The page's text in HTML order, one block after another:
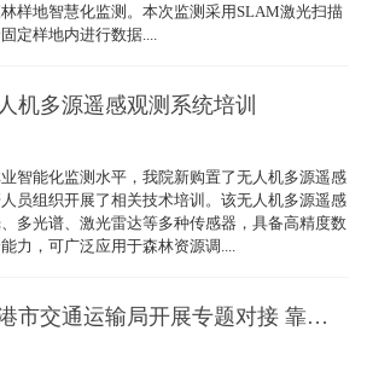
样地智慧化监测。本次监测采用SLAM激光扫描
定样地内进行数据....
机多源遥感观测系统培训
智能化监测水平，我院新购置了无人机多源遥感
员组织开展了相关技术培训。该无人机多源遥感
多光谱、激光雷达等多种传感器，具备高精度数
力，可广泛应用于森林资源调....
省林科院赴张家港市交通运输局开展专题对接 靠前服务苏通第二过江通道项目用林技术工作